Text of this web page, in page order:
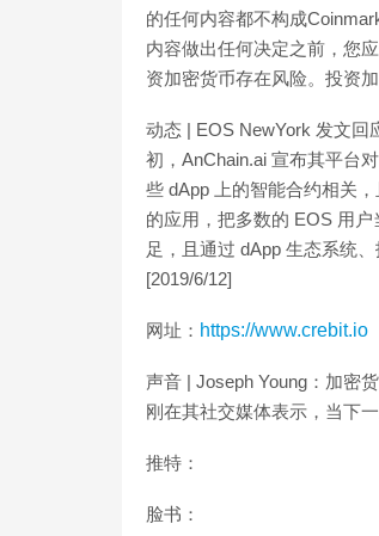
的任何内容都不构成
内容做出任何决定之前，您
资加密货币存在风险。投资
动态 | EOS NewYork 发文回
初，AnChain.ai 宣布其平台
些 dApp 上的智能合约相关
的应用，把多数的 EOS 用
足，且通过 dApp 生态系统
[2019/6/12]
网址： https://www.crebit.io
声音 | Joseph Young：加密
刚在其社交媒体表示，当下
推特：
脸书：